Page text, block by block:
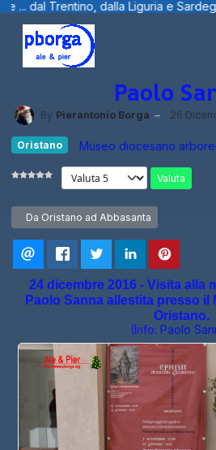
Liguria e Sardegna.
Paolo
By Pierantonio Borga 26
Oristano Museo diocesano
Valuta
Articolo precedente: Da Oristano ad
Da Oristano ad Abbasanta
24 dicembre 2016 - Visita alla
Paolo Sanna allestita presso il
Oristano.
(Info: Paolo